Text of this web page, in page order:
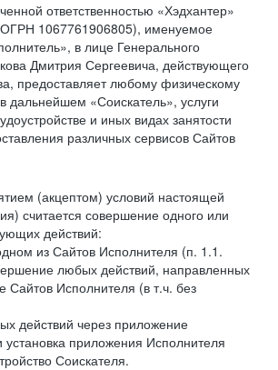
ответственностью «Хэдхантер»
1067761906805), именуемое
в лице Генерального
Дмитрия Сергеевича, действующего
предоставляет любому физическому
дальнейшем «Соискатель», услуги
и иных видах занятости
различных сервисов Сайтов
(акцептом) условий настоящей
считается совершение одного или
действий:
из Сайтов Исполнителя (п. 1.1.
любых действий, направленных
Сайтов Исполнителя (в т.ч. без
действий через приложение
приложения Исполнителя
Соискателя.